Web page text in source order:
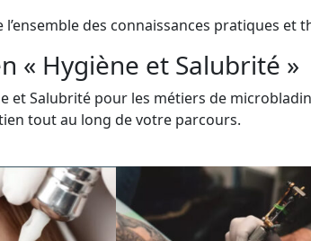
des connaissances pratiques et
« Hygiène et Salubrité »
Salubrité pour les métiers de
tout au long de votre parcours.